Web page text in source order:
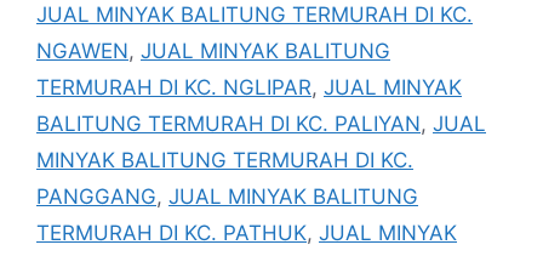
JUAL MINYAK BALITUNG TERMURAH DI KC.
NGAWEN, JUAL MINYAK BALITUNG
TERMURAH DI KC. NGLIPAR, JUAL MINYAK
BALITUNG TERMURAH DI KC. PALIYAN, JUAL
MINYAK BALITUNG TERMURAH DI KC.
PANGGANG, JUAL MINYAK BALITUNG
TERMURAH DI KC. PATHUK, JUAL MINYAK